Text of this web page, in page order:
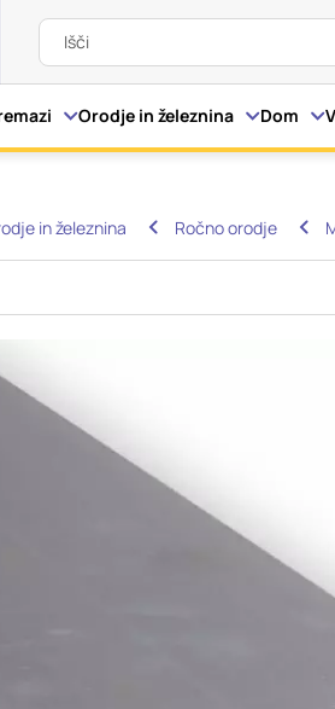
Išči
Orodje in železnina Dom
in železnina Ročno orodje
Nastavitve
Ko obiščete katero
pa skrbijo, da vaše
razkrivajo
izkušnjo. Nekatere
informacij in
Obvezni piškotki
Ti piškotki so nujni
so nastavljeni samo
zasebnosti, prijava
vas opozori na njih.
Piškotki za